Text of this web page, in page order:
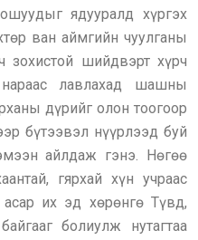
ядууралд хүргэх
ван аймгийн чуулганы
зохистой шийдвэрт хүрч
лавлахад шашны
дүрийг олон тоогоор
бүтээвэл нүүрлээд буй
айлдаж гэнэ. Нөгөө
гярхай хүн учраас
их эд хөрөнгө Түвд,
болиулж нутагтаа